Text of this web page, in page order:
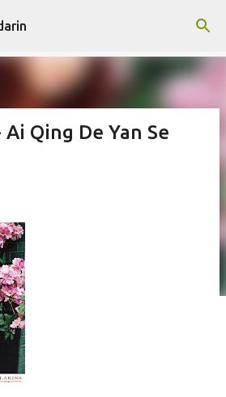
to main content
Qing De Yan Se